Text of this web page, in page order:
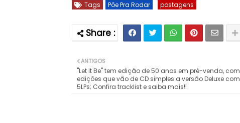
Tags Põe Pra Rodar postagens
ANTIGOS
"Let It Be" tem edição de 50 anos em pré-venda, com
edições que vão de CD simples a versão Deluxe com
5LPs; Confira tracklist e saiba mais!!